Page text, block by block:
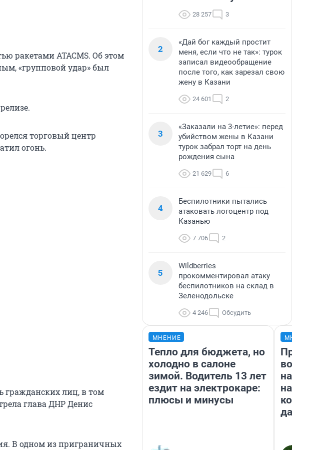
ракетами ATACMS. Об этом
«групповой удар» был
торговый центр
огонь.
гражданских лиц, в том
глава ДНР Денис
В одном из приграничных
28 257 3
2
«Дай бог каждый простит
меня, если что не так»: турок
записал видеообращение
после того, как зарезал свою
жену в Казани
24 601 2
3
«Заказали на 3-летие»: перед
убийством жены в Казани
турок забрал торт на день
рождения сына
21 629 6
4
Беспилотники пытались
атаковать логоцентр под
Казанью
7 706 2
5
Wildberries
прокомментировал атаку
беспилотников на склад в
Зеленодольске
4 246 Обсудить
МНЕНИЕ
Тепло для бюджета, но
холодно в салоне
зимой. Водитель 13 лет
ездит на электрокаре:
плюсы и минусы
нам
даже